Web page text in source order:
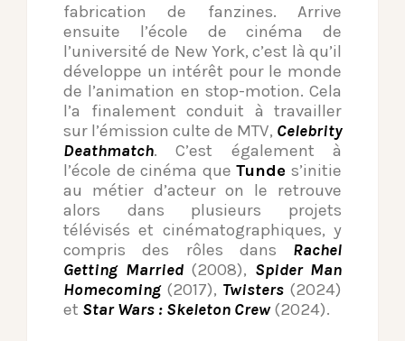
fabrication de fanzines. Arrive
ensuite l’école de cinéma de
l’université de New York, c’est là qu’il
développe un intérêt pour le monde
de l’animation en stop-motion. Cela
l’a finalement conduit à travailler
sur l’émission culte de MTV, Celebrity
Deathmatch. C’est également à
l’école de cinéma queTunde s’initie
au métier d’acteur on le retrouve
alors dans plusieurs projets
télévisés et cinématographiques, y
compris des rôles dans Rachel
Getting Married(2008), Spider Man
Homecoming(2017), Twisters (2024)
et Star Wars : Skeleton Crew(2024).